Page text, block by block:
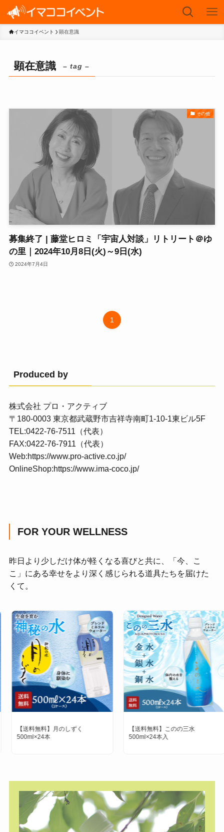
イマココイベント 顕在意識
顕在意識 – tag –
その他
募集終了 | 藤堂ヒロミ「宇宙人対談」リトリート＠ゆ
の里｜2024年10月8日(火)～9日(水)
2024年7月4日
1
Produced by
株式会社 プロ・アクティブ
〒180-0003 東京都武蔵野市吉祥寺南町1-10-1東ビル5F
TEL:0422-76-7511（代表）
FAX:0422-76-7911（代表）
Web:https://www.pro-active.co.jp/
OnlineShop:https://www.ima-coco.jp/
FOR YOUR WELLNESS
昨日より少しだけ体が軽くなる喜びと共に、「今、こ
こ」にある幸せをより深く感じられる道具たちを届けた
くて。
【送料無料】月のしずく
500ml×24本
【送料無料】このの三水
500ml×24本入